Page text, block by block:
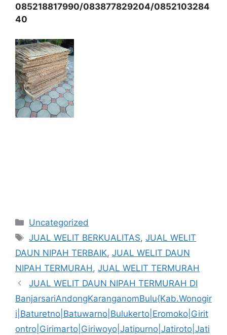
085218817990/083877829204/0852103284
40
Kategori
Uncategorized
Tag
JUAL WELIT BERKUALITAS,JUAL WELIT
DAUN NIPAH TERBAIK, JUAL WELIT DAUN
NIPAH TERMURAH, JUAL WELIT TERMURAH
JUAL WELIT DAUN NIPAH TERMURAH DI
BanjarsariAndongKaranganomBulu{Kab.Wonogir
i|Baturetno|Batuwarno|Bulukerto|Eromoko|Girit
ontro|Girimarto|Giriwoyo|Jatipurno|Jatiroto|Jati